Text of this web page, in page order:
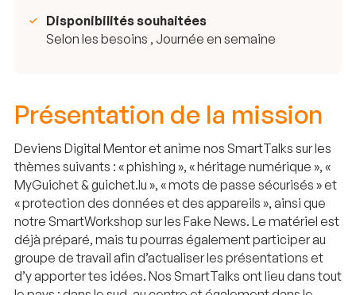
Disponibilités souhaitées
Selon les besoins , Journée en semaine
Présentation de la mission
Deviens Digital Mentor et anime nos SmartTalks sur les
thèmes suivants : « phishing », « héritage numérique », «
MyGuichet & guichet.lu », « mots de passe sécurisés » et
« protection des données et des appareils », ainsi que
notre SmartWorkshop sur les Fake News. Le matériel est
déjà préparé, mais tu pourras également participer au
groupe de travail afin d’actualiser les présentations et
d’y apporter tes idées. Nos SmartTalks ont lieu dans tout